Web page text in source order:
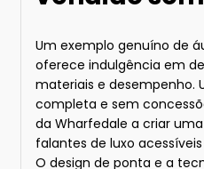
Um exemplo genuíno de
oferece indulgência em
materiais e desempenho.
completa e sem
da Wharfedale a criar
falantes de luxo
O design de ponta e a